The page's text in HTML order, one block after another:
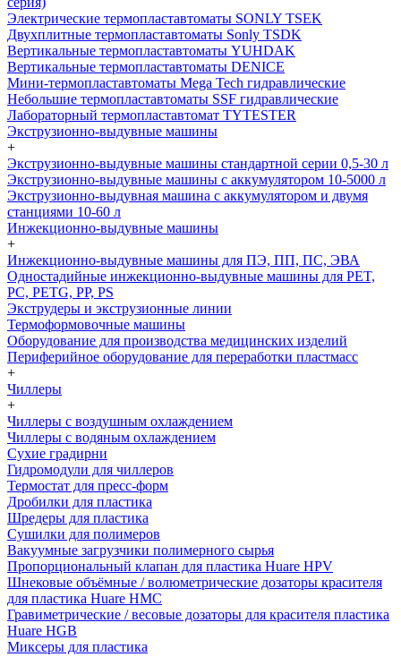
Электрические термопластавтоматы SONLY TSEK
Двухплитные термопластавтоматы Sonly TSDK
Вертикальные термопластавтоматы YUHDAK
Вертикальные термопластавтоматы DENICE
Мини-термопластавтоматы Mega Tech гидравлические
Небольшие термопластавтоматы SSF гидравлические
Лабораторный термопластавтомат TYTESTER
Экструзионно-выдувные машины
+
Экструзионно-выдувные машины стандартной серии 0,5-30 л
Экструзионно-выдувные машины с аккумулятором 10-5000 л
Экструзионно-выдувная машина с аккумулятором и двумя
станциями 10-60 л
Инжекционно-выдувные машины
+
Инжекционно-выдувные машины для ПЭ, ПП, ПС, ЭВА
Одностадийные инжекционно-выдувные машины для PET,
PC, PETG, PP, PS
Экструдеры и экструзионные линии
Термоформовочные машины
Оборудование для производства медицинских изделий
Периферийное оборудование для переработки пластмасс
+
Чиллеры
+
Чиллеры с воздушным охлаждением
Чиллеры с водяным охлаждением
Сухие градирни
Гидромодули для чиллеров
Термостат для пресс-форм
Дробилки для пластика
Шредеры для пластика
Сушилки для полимеров
Вакуумные загрузчики полимерного сырья
Пропорциональный клапан для пластика Huare HPV
Шнековые объёмные / волюметрические дозаторы красителя
для пластика Huare HMC
Гравиметрические / весовые дозаторы для красителя пластика
Huare HGB
Миксеры для пластика